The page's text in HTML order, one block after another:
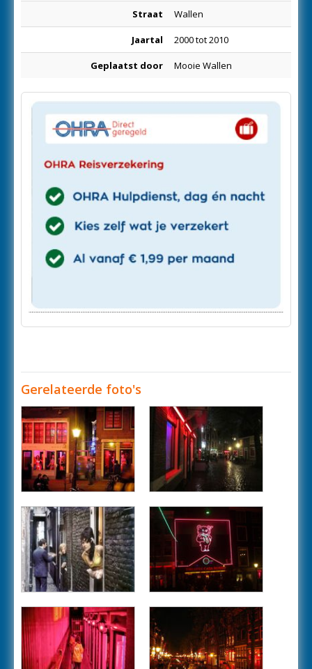
Straat Wallen
Jaartal 2000 tot 2010
Geplaatst door Mooie Wallen
Gerelateerde foto's